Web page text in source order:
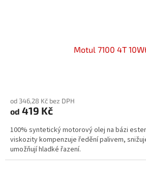
Motul 7100 4T
produktu
je
z
5
hvězdiček.
od 346,28 Kč bez DPH
od 419 Kč
100% syntetický motorový olej na bázi
viskozity kompenzuje ředění palivem,
umožňují hladké řazení.